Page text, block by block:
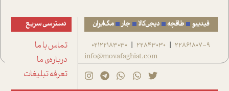
فیدیبو طاقچه دیجی‌کالا جار مگ‌ایران
22861807-9
|
22843030
|
02122183030
info@movafaghiat.com
دسترسی سریع
تماس با ما
درباره‌ی ما
تعرفه تبلیغات